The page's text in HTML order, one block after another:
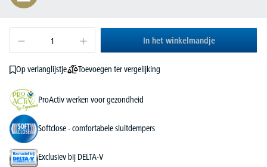
In het winkelmandje
Op verlanglijstje Toevoegen ter vergelijking
ProActiv werken voor gezondheid
Softclose - comfortabele sluitdempers
Exclusiev bij DELTA-V